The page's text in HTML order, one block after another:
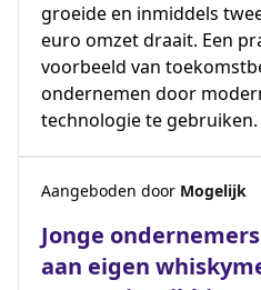
groeide en inmiddels
euro omzet draait. Een
voorbeeld van
ondernemen door
technologie te gebruiken.
Jonge
aan eigen
Aangeboden door Mogelijk